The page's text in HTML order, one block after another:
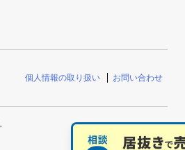
個人情報の取り扱い
お問い合わせ